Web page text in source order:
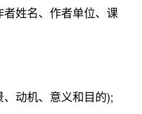
姓名、作者单位、课
动机、意义和目的);